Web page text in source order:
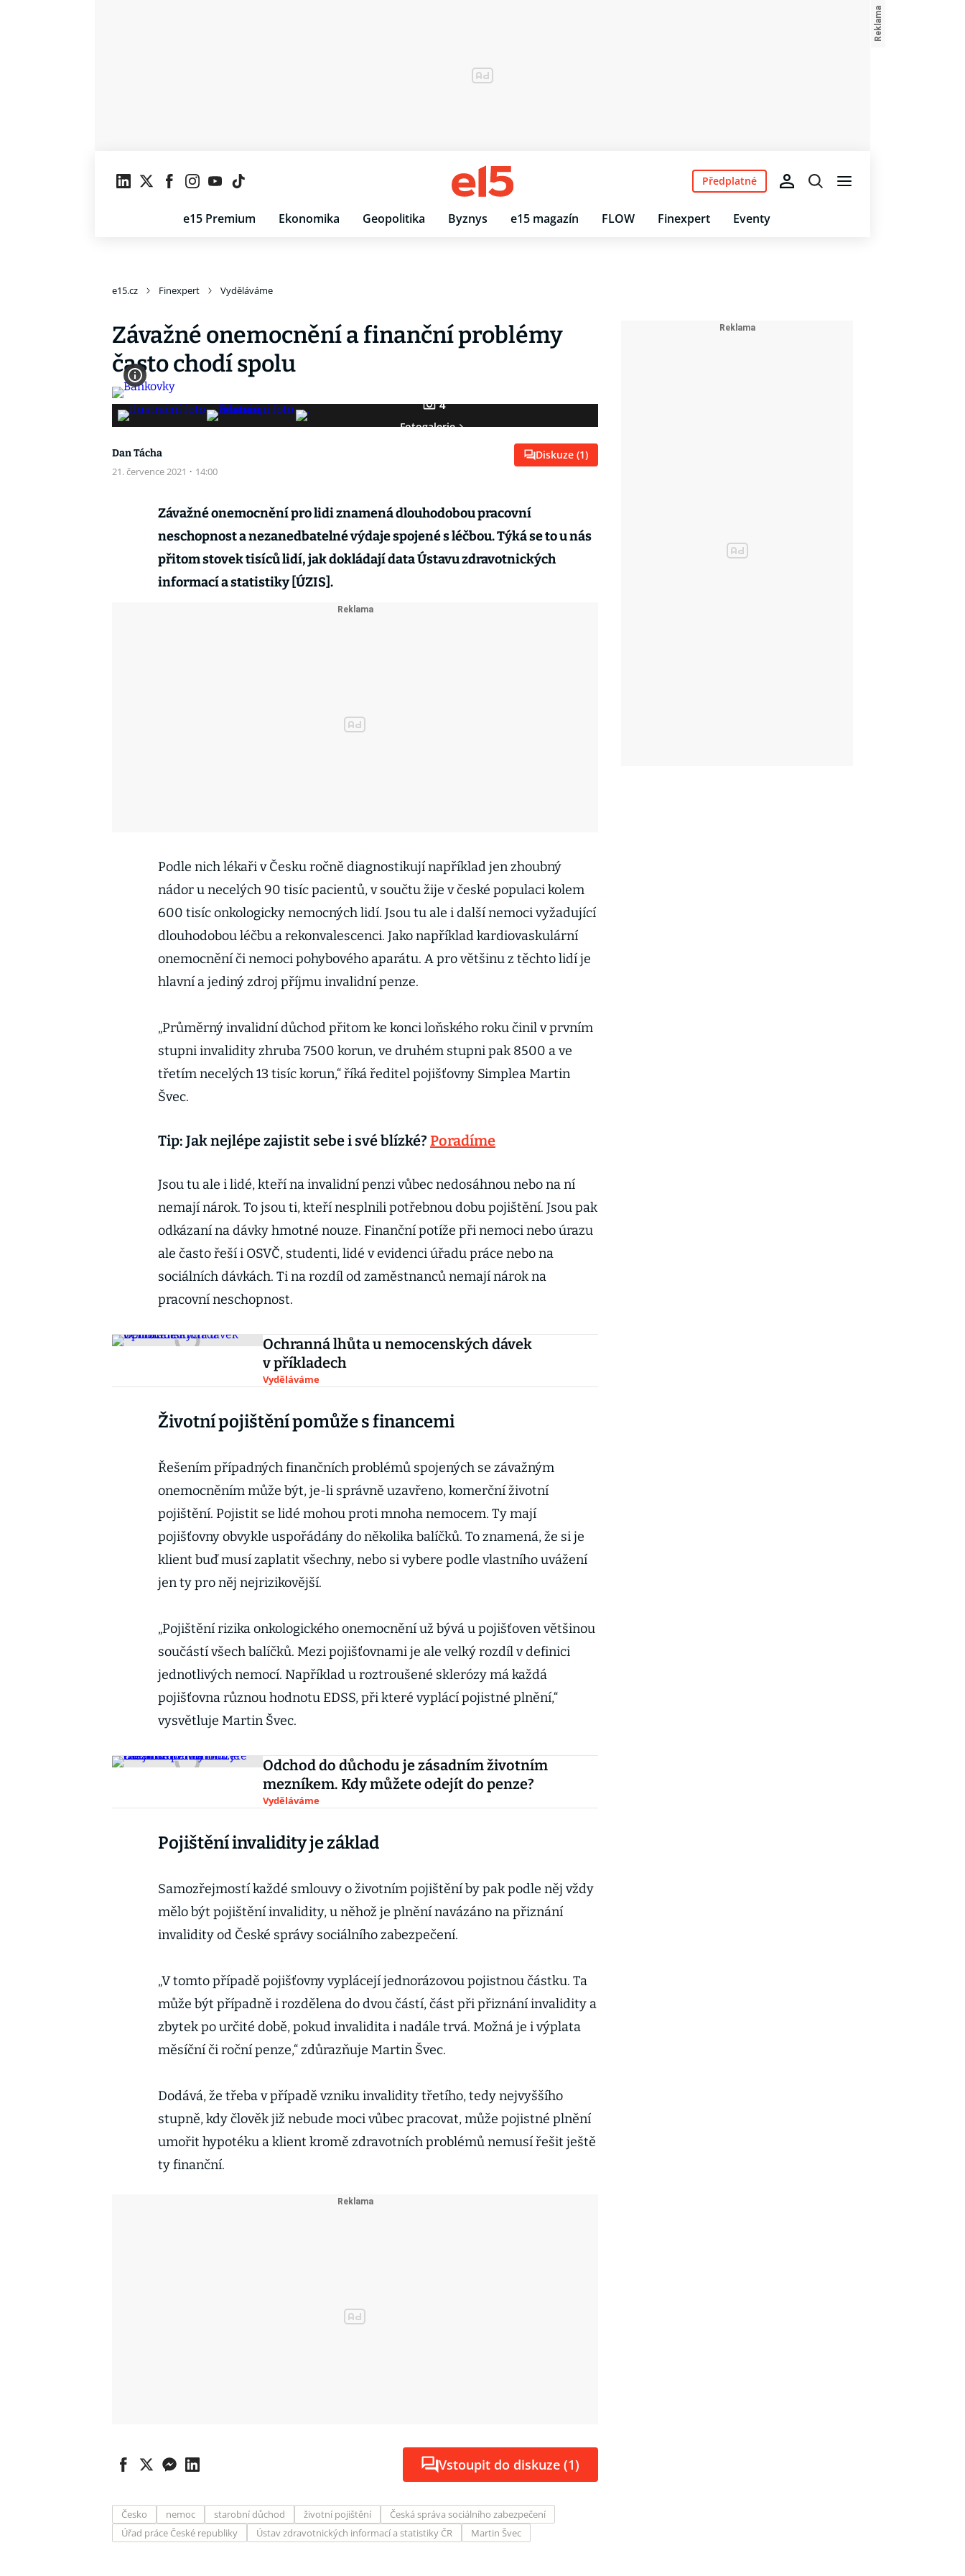
e15 Premium Ekonomika Geopolitika Byznys e15 magazín FLOW Finexpert Eventy
Předplatné
e15.cz Finexpert Vyděláváme
Závažné onemocnění a finanční problémy
často chodí spolu
4
Fotogalerie
Dan Tácha
21. července 2021 · 14:00
Diskuze (1)
Závažné onemocnění pro lidi znamená dlouhodobou pracovní
neschopnost a nezanedbatelné výdaje spojené s léčbou. Týká se to u nás
přitom stovek tisíců lidí, jak dokládají data Ústavu zdravotnických
informací a statistiky [ÚZIS].
Podle nich lékaři v Česku ročně diagnostikují například jen zhoubný
nádor u necelých 90 tisíc pacientů, v součtu žije v české populaci kolem
600 tisíc onkologicky nemocných lidí. Jsou tu ale i další nemoci vyžadující
dlouhodobou léčbu a rekonvalescenci. Jako například kardiovaskulární
onemocnění či nemoci pohybového aparátu. A pro většinu z těchto lidí je
hlavní a jediný zdroj příjmu invalidní penze.
„Průměrný invalidní důchod přitom ke konci loňského roku činil v prvním
stupni invalidity zhruba 7500 korun, ve druhém stupni pak 8500 a ve
třetím necelých 13 tisíc korun,“ říká ředitel pojišťovny Simplea Martin
Švec.
Tip: Jak nejlépe zajistit sebe i své blízké? Poradíme
Jsou tu ale i lidé, kteří na invalidní penzi vůbec nedosáhnou nebo na ní
nemají nárok. To jsou ti, kteří nesplnili potřebnou dobu pojištění. Jsou pak
odkázaní na dávky hmotné nouze. Finanční potíže při nemoci nebo úrazu
ale často řeší i OSVČ, studenti, lidé v evidenci úřadu práce nebo na
sociálních dávkách. Ti na rozdíl od zaměstnanců nemají nárok na
pracovní neschopnost.
Ochranná lhůta u nemocenských dávek
v příkladech
Vyděláváme
Životní pojištění pomůže s financemi
Řešením případných finančních problémů spojených se závažným
onemocněním může být, je-li správně uzavřeno, komerční životní
pojištění. Pojistit se lidé mohou proti mnoha nemocem. Ty mají
pojišťovny obvykle uspořádány do několika balíčků. To znamená, že si je
klient buď musí zaplatit všechny, nebo si vybere podle vlastního uvážení
jen ty pro něj nejrizikovější.
„Pojištění rizika onkologického onemocnění už bývá u pojišťoven většinou
součástí všech balíčků. Mezi pojišťovnami je ale velký rozdíl v definici
jednotlivých nemocí. Například u roztroušené sklerózy má každá
pojišťovna různou hodnotu EDSS, při které vyplácí pojistné plnění,“
vysvětluje Martin Švec.
Odchod do důchodu je zásadním životním
mezníkem. Kdy můžete odejít do penze?
Vyděláváme
Pojištění invalidity je základ
Samozřejmostí každé smlouvy o životním pojištění by pak podle něj vždy
mělo být pojištění invalidity, u něhož je plnění navázáno na přiznání
invalidity od České správy sociálního zabezpečení.
„V tomto případě pojišťovny vyplácejí jednorázovou pojistnou částku. Ta
může být případně i rozdělena do dvou částí, část při přiznání invalidity a
zbytek po určité době, pokud invalidita i nadále trvá. Možná je i výplata
měsíční či roční penze,“ zdůrazňuje Martin Švec.
Dodává, že třeba v případě vzniku invalidity třetího, tedy nejvyššího
stupně, kdy člověk již nebude moci vůbec pracovat, může pojistné plnění
umořit hypotéku a klient kromě zdravotních problémů nemusí řešit ještě
ty finanční.
Vstoupit do diskuze (1)
Česko nemoc starobní důchod životní pojištění
Česká správa sociálního zabezpečení
Úřad práce České republiky
Ústav zdravotnických informací a statistiky ČR Martin Švec